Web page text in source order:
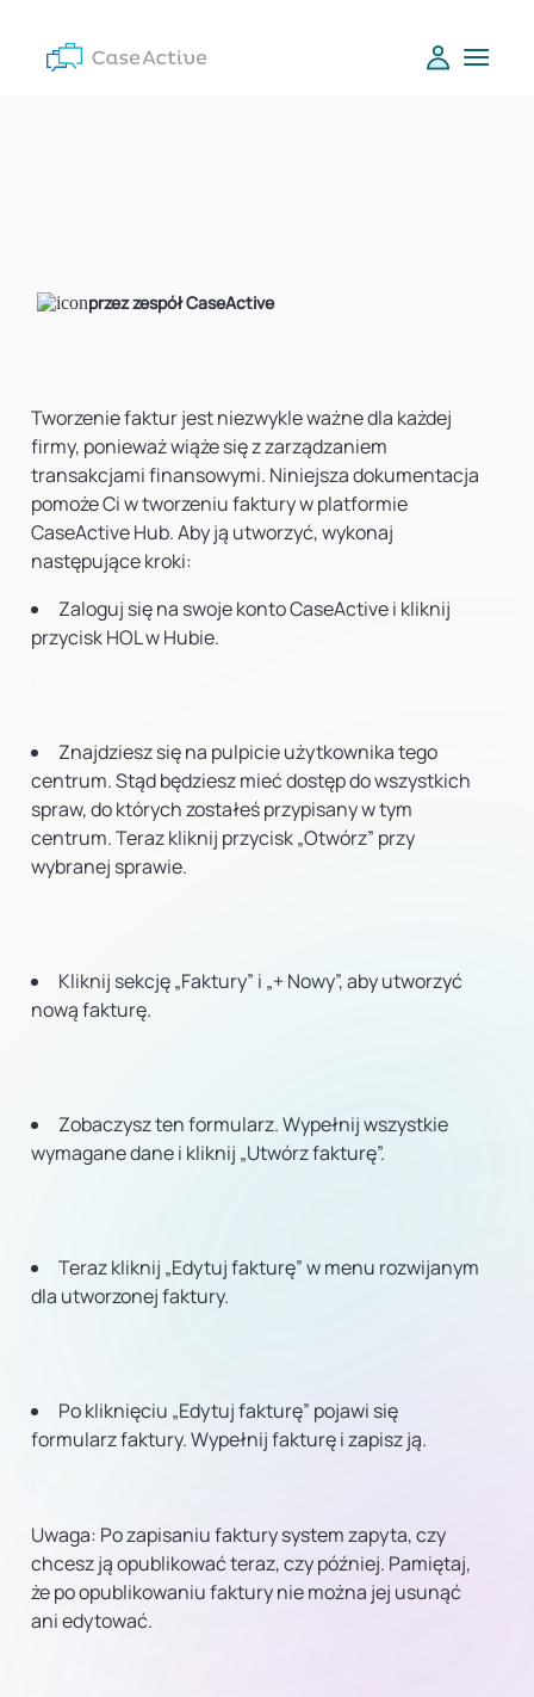
przez zespół CaseActive
Tworzenie faktur jest niezwykle ważne dla każdej
firmy, ponieważ wiąże się z zarządzaniem
transakcjami finansowymi. Niniejsza dokumentacja
pomoże Ci w tworzeniu faktury w platformie
CaseActive Hub. Aby ją utworzyć, wykonaj
następujące kroki:
Zaloguj się na swoje konto CaseActive i kliknij
przycisk HOL w Hubie.
Znajdziesz się na pulpicie użytkownika tego
centrum. Stąd będziesz mieć dostęp do wszystkich
spraw, do których zostałeś przypisany w tym
centrum. Teraz kliknij przycisk „Otwórz” przy
wybranej sprawie.
Kliknij sekcję „Faktury” i „+ Nowy”, aby utworzyć
nową fakturę.
Zobaczysz ten formularz. Wypełnij wszystkie
wymagane dane i kliknij „Utwórz fakturę”.
Teraz kliknij „Edytuj fakturę” w menu rozwijanym
dla utworzonej faktury.
Po kliknięciu „Edytuj fakturę” pojawi się
formularz faktury. Wypełnij fakturę i zapisz ją.
Uwaga: Po zapisaniu fakturysystem zapyta, czy
chcesz ją opublikować teraz, czy później. Pamiętaj,
że po opublikowaniufaktury nie można jej usunąć
ani edytować.